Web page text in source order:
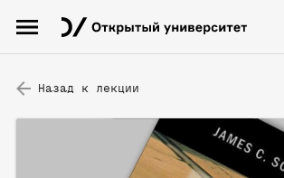
Назад к лекции